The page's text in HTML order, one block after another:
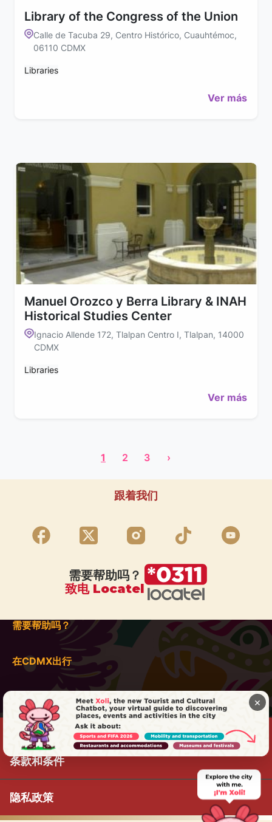
Library of the Congress of the Union
Calle de Tacuba 29, Centro Histórico, Cuauhtémoc,
06110 CDMX
Libraries
Ver más
Manuel Orozco y Berra Library & INAH
Historical Studies Center
Ignacio Allende 172, Tlalpan Centro I, Tlalpan, 14000
CDMX
Libraries
Ver más
1 2 3 ›
跟着我们
需要帮助吗？
致电 Locatel
需要帮助吗？
在CDMX出行
条款和条件
隐私政策
×